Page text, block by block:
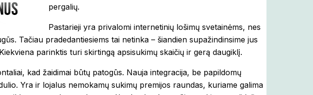
pergalių.
Pastarieji yra privalomi internetinių lošimų svetainėms, nes
Tačiau pradedantiesiems tai netinka – šiandien supažindinsime jus
parinktis turi skirtingą apsisukimų skaičių ir gerą daugiklį.
kad žaidimai būtų patogūs. Nauja integracija, be papildomų
Yra ir lojalus nemokamų sukimų premijos raundas, kuriame galima